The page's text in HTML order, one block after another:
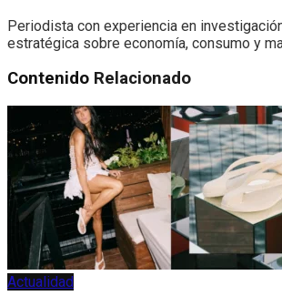
Periodista con experiencia en
estratégica sobre economía, consumo y
Contenido Relacionado
Actualidad